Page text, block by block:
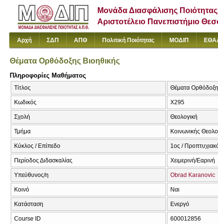
Μονάδα Διασφάλισης Ποιότητας
Αριστοτέλειο Πανεπιστήμιο
Αρχή ΣΔΠ ΑΠΘ Πολιτική Ποιότητας ΜΟΔΙΠ
Θέματα Ορθόδοξης Βιοηθικής
Πληροφορίες Μαθήματος
Τίτλος Θέματα
Κωδικός Χ295
Σχολή Θεολογική
Τμήμα Κοινωνικής
Κύκλος / Επίπεδο 1ος /
Περίοδος Διδασκαλίας Χειμερινή/Εαρινή
Υπεύθυνος/η Obrad Karanovic
Κοινό Ναι
Κατάσταση Ενεργό
Course ID 600012856